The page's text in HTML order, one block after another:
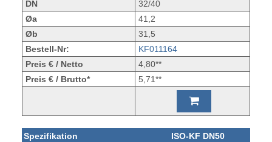
DN
32/40
Øa
41,2
Øb
31,5
Bestell-Nr:
KF011164
Preis € / Netto
4,80**
Preis € / Brutto*
5,71**
Spezifikation
ISO-KF DN50